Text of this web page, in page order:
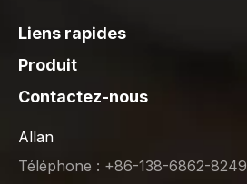
Liens rapides
Produit
Contactez-nous
Allan
Téléphone : +86-138-6862-8249